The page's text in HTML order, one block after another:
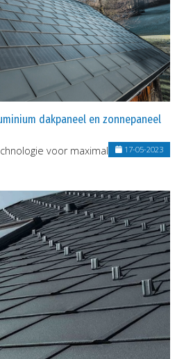
dakpaneel en zonnepaneel
voor maximale prestaties
17-05-2023